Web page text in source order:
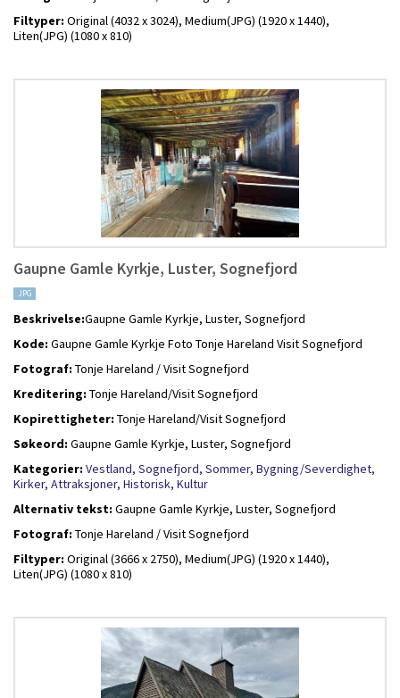
Filtyper: Original (4032 x 3024), Medium(JPG) (1920 x 1440),
Liten(JPG) (1080 x 810)
Gaupne Gamle Kyrkje, Luster, Sognefjord
JPG
Beskrivelse:Gaupne Gamle Kyrkje, Luster, Sognefjord
Kode: Gaupne Gamle Kyrkje Foto Tonje Hareland Visit Sognefjord
Fotograf: Tonje Hareland / Visit Sognefjord
Kreditering: Tonje Hareland/Visit Sognefjord
Kopirettigheter: Tonje Hareland/Visit Sognefjord
Søkeord: Gaupne Gamle Kyrkje, Luster, Sognefjord
Kategorier: Vestland, Sognefjord, Sommer, Bygning/Severdighet,
Kirker, Attraksjoner, Historisk, Kultur
Alternativ tekst: Gaupne Gamle Kyrkje, Luster, Sognefjord
Fotograf: Tonje Hareland / Visit Sognefjord
Filtyper: Original (3666 x 2750), Medium(JPG) (1920 x 1440),
Liten(JPG) (1080 x 810)